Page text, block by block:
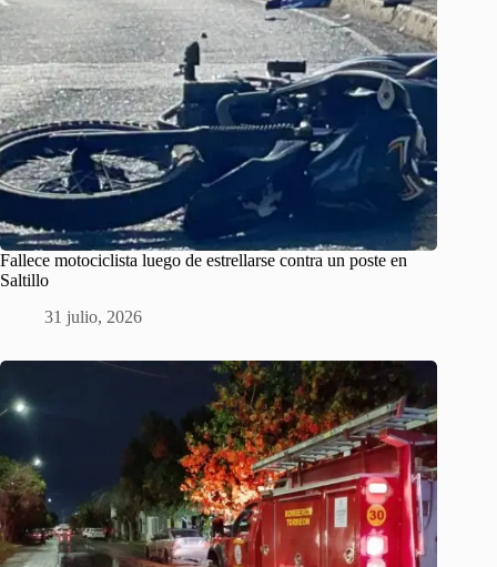
Fallece motociclista luego de estrellarse contra un poste en
Saltillo
31 julio, 2026